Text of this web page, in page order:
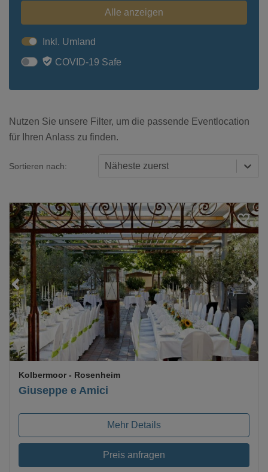
Alle anzeigen
Inkl. Umland
COVID-19 Safe
Nutzen Sie unsere Filter, um die passende Eventlocation
für Ihren Anlass zu finden.
Sortieren nach: Näheste zuerst
Giuseppe e Amici
Kolbermoor - Rosenheim
Mehr Details
Preis anfragen